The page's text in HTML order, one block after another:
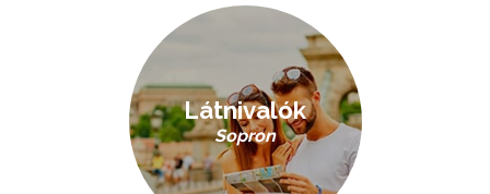
Látnivalók
Sopron